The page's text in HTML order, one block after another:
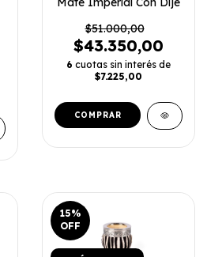
$51.000,00
$43.350,00
6 cuotas sin interés de
$7.225,00
COMPRAR
15%
OFF